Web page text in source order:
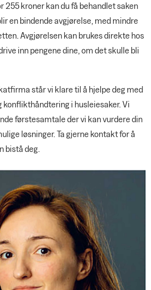
255 kroner kan du få behandlet saken
en bindende avgjørelse, med mindre
Avgjørelsen kan brukes direkte hos
inn pengene dine, om det skulle bli
står vi klare til å hjelpe deg med
konflikthåndtering i husleiesaker. Vi
førstesamtale der vi kan vurdere din
løsninger. Ta gjerne kontakt for å
bistå deg.